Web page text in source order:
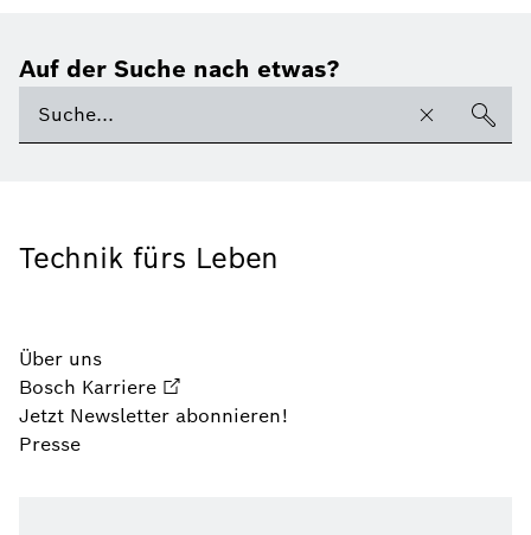
Auf der Suche nach etwas?
Technik fürs Leben
Über uns
Bosch Karriere
Jetzt Newsletter abonnieren!
Presse